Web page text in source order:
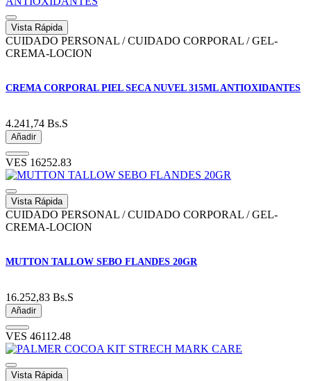
Vista Rápida
CUIDADO PERSONAL / CUIDADO CORPORAL / GEL-
CREMA-LOCION
CREMA CORPORAL PIEL SECA NUVEL 315ML ANTIOXIDANTES
4.241,74 Bs.S
Añadir
VES 16252.83
Vista Rápida
CUIDADO PERSONAL / CUIDADO CORPORAL / GEL-
CREMA-LOCION
MUTTON TALLOW SEBO FLANDES 20GR
16.252,83 Bs.S
Añadir
VES 46112.48
Vista Rápida